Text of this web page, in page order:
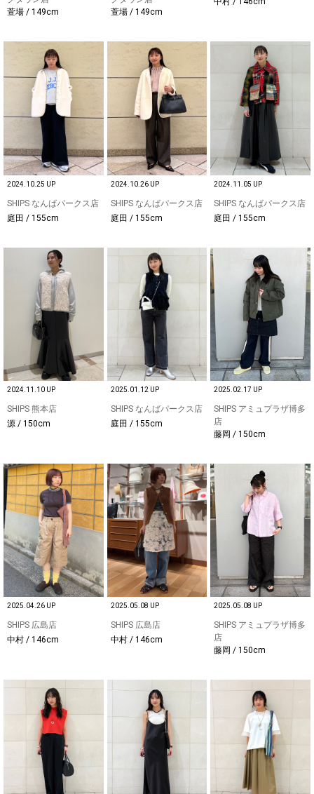
萱場 / 149cm
萱場 / 149cm
2024.10.25 UP
SHIPS なんばパークス店
庭田 / 155cm
2024.10.26 UP
SHIPS なんばパークス店
庭田 / 155cm
2024.11.05 UP
SHIPS なんばパークス店
庭田 / 155cm
2024.11.10 UP
SHIPS 熊本店
源 / 150cm
2025.01.12 UP
SHIPS なんばパークス店
庭田 / 155cm
2025.02.17 UP
SHIPS アミュプラザ博多
店
藤岡 / 150cm
2025.04.26 UP
SHIPS 広島店
中村 / 146cm
2025.05.08 UP
SHIPS 広島店
中村 / 146cm
2025.05.08 UP
SHIPS アミュプラザ博多
店
藤岡 / 150cm